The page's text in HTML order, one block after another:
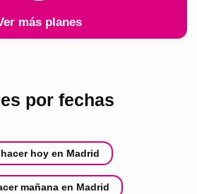
más planes
por fechas
hoy en Madrid
mañana en Madrid